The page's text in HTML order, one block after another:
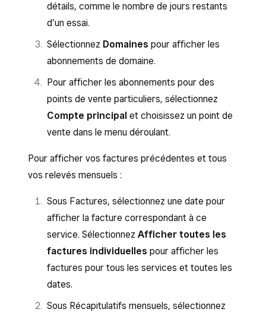
détails, comme le nombre de jours restants
d’un essai.
Sélectionnez Domaines pour afficher les
abonnements de domaine.
Pour afficher les abonnements pour des
points de vente particuliers, sélectionnez
Compte principal et choisissez un point de
vente dans le menu déroulant.
Pour afficher vos factures précédentes et tous
vos relevés mensuels :
Sous Factures, sélectionnez une date pour
afficher la facture correspondant à ce
service. Sélectionnez Afficher toutes les
factures individuelles pour afficher les
factures pour tous les services et toutes les
dates.
Sous Récapitulatifs mensuels, sélectionnez